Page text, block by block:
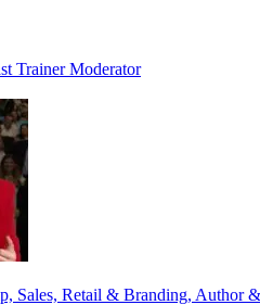
TrainerModerator
Sales, Retail & Branding, Author